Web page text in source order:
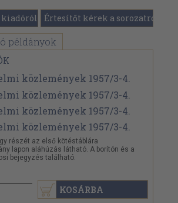
kiadóról Értesítőt kérek a sorozatról
példányok
részét az első kötéstáblára
lapon aláhúzás látható. A borítón és a
bejegyzés található.
KOSÁRBA